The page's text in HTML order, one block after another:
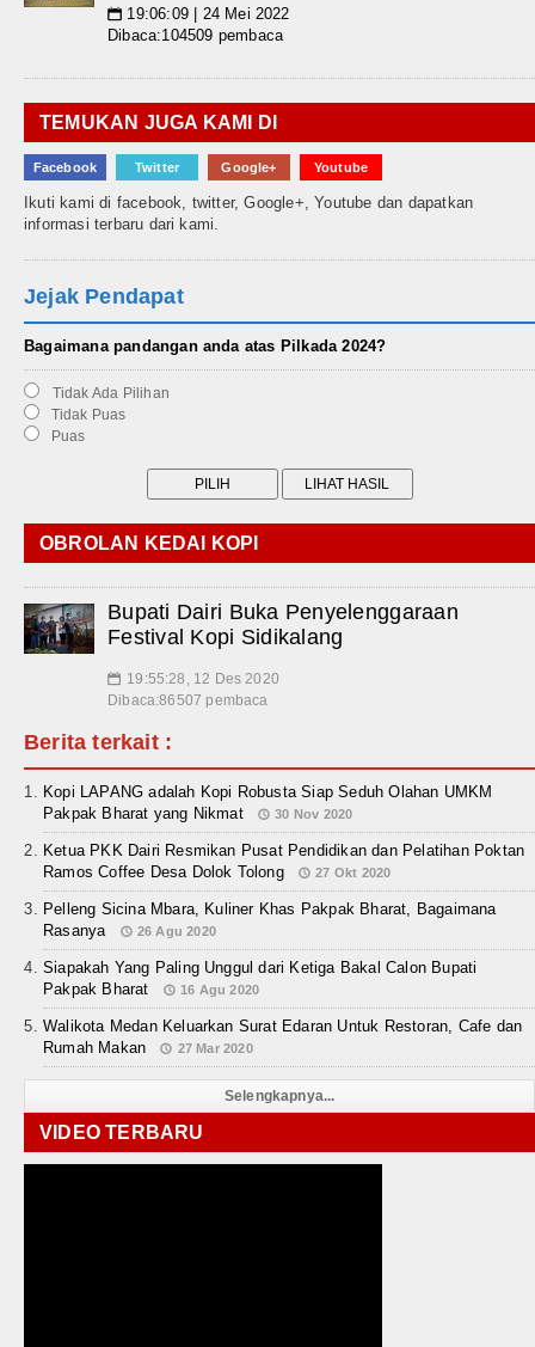
📅 19:06:09 | 24 Mei 2022
Dibaca:104509 pembaca
TEMUKAN JUGA KAMI DI
Facebook Twitter Google+ Youtube
Ikuti kami di facebook, twitter, Google+, Youtube dan dapatkan
informasi terbaru dari kami.
Jejak Pendapat
Bagaimana pandangan anda atas Pilkada 2024?
Tidak Ada Pilihan
Tidak Puas
Puas
OBROLAN KEDAI KOPI
Bupati Dairi Buka Penyelenggaraan
Festival Kopi Sidikalang
📅 19:55:28, 12 Des 2020
Dibaca:86507 pembaca
Berita terkait :
Kopi LAPANG adalah Kopi Robusta Siap Seduh Olahan UMKM
Pakpak Bharat yang Nikmat
30 Nov 2020
Ketua PKK Dairi Resmikan Pusat Pendidikan dan Pelatihan Poktan
Ramos Coffee Desa Dolok Tolong
27 Okt 2020
Pelleng Sicina Mbara, Kuliner Khas Pakpak Bharat, Bagaimana
Rasanya
26 Agu 2020
Siapakah Yang Paling Unggul dari Ketiga Bakal Calon Bupati
Pakpak Bharat
16 Agu 2020
Walikota Medan Keluarkan Surat Edaran Untuk Restoran, Cafe dan
Rumah Makan
27 Mar 2020
Selengkapnya...
VIDEO TERBARU